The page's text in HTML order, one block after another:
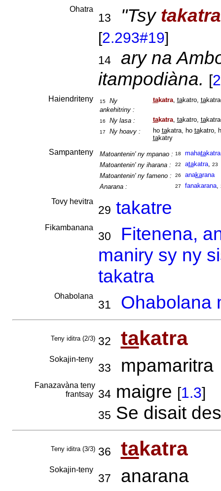
Ohatra
13 "Tsy takatra
[2.293#19]
14
ary na
itampodiàna. [
Haiendriteny 15
Ny
ankehitriny :
takatra, takatro, ta
16 Ny lasa : takatra, takatro, ta
17 Ny hoavy : ho takatra, ho takatro,
takatry
Sampanteny Matoantenin' ny mpanao : 18 mahatakatra
Matoantenin' ny iharana :
22 atakatra, 23
Matoantenin' ny fameno : 26 anakarana
Anarana :
27 fanakarana,
Tovy hevitra
29 takatre
Fikambanana
30
Fitenena,
maniry sy ny
takatra
Ohabolana
31 Ohabolana
Teny iditra (2/3) 32 takatra
Sokajin-teny
33 mpamaritra
Fanazavàna teny
frantsay
34maigre [1.3]
35 Se disait
Teny iditra (3/3) 36 takatra
Sokajin-teny
37 anarana